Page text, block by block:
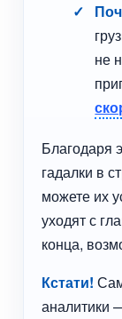
не
Благодаря
гадалки в
можете их
уходят с
конца,
Кстати!
аналитики